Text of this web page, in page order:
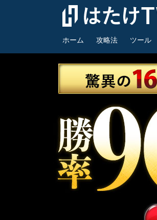
ホーム 攻略法 ツール